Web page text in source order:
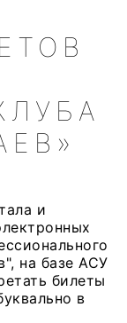
и
на базе АСУ
билеты
в